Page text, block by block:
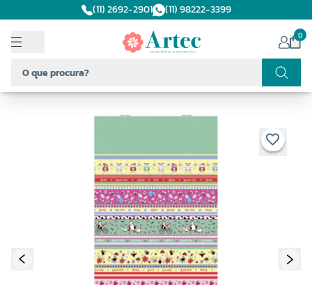
(11) 2692-2901 (11) 98222-3399
0